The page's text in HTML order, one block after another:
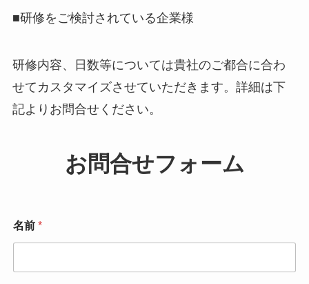
■研修をご検討されている企業様
研修内容、日数等については貴社のご都合に合わ
せてカスタマイズさせていただきます。詳細は下
記よりお問合せください。
お問合せフォーム
名前 *